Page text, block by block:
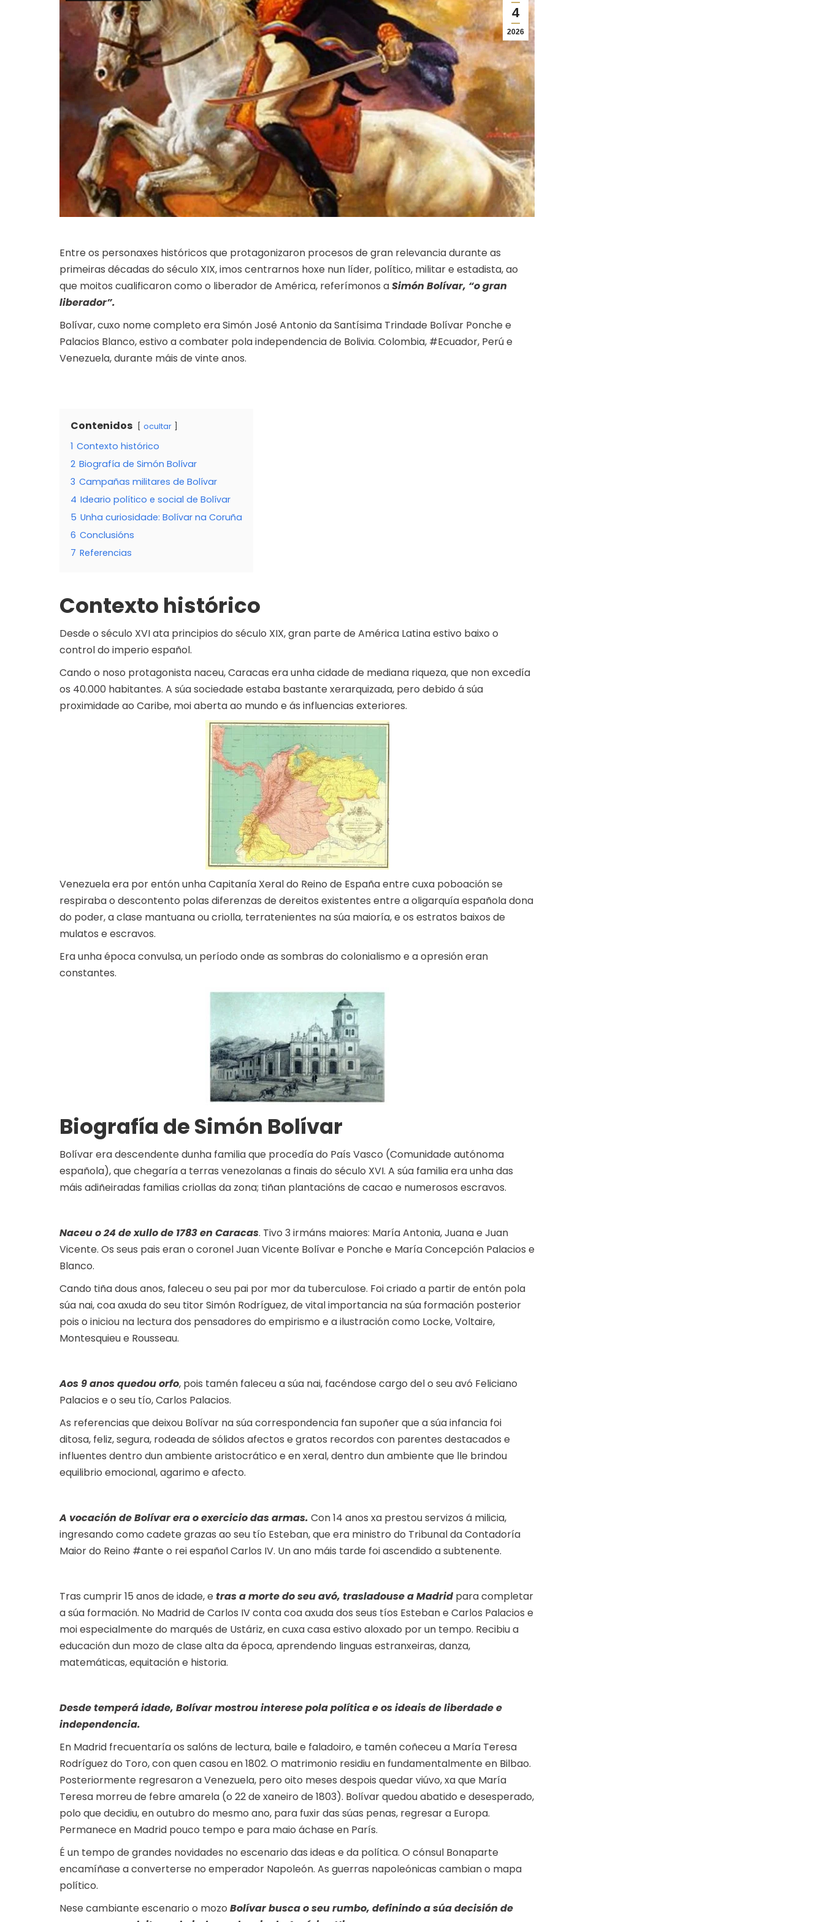
4
2026
Entre os personaxes históricos que protagonizaron procesos de gran relevancia durante as
primeiras décadas do século XIX, imos centrarnos hoxe nun líder, político, militar e estadista, ao
que moitos cualificaron como o liberador de América, referímonos aSimón Bolívar, “o gran
liberador”.
Bolívar, cuxo nome completo era Simón José Antonio da Santísima Trindade Bolívar Ponche e
Palacios Blanco, estivo a combater pola independencia de Bolivia. Colombia, #Ecuador, Perú e
Venezuela, durante máis de vinte anos.
Contenidos ocultar
1 Contexto histórico
2 Biografía de Simón Bolívar
3 Campañas militares de Bolívar
4 Ideario político e social de Bolívar
5 Unha curiosidade: Bolívar na Coruña
6 Conclusións
7 Referencias
Contexto histórico
Desde o século XVI ata principios do século XIX, gran parte de América Latina estivo baixo o
control do imperio español.
Cando o noso protagonista naceu, Caracas era unha cidade de mediana riqueza, que non excedía
os 40.000 habitantes. A súa sociedade estaba bastante xerarquizada, pero debido á súa
proximidade ao Caribe, moi aberta ao mundo e ás influencias exteriores.
Venezuela era por entón unha Capitanía Xeral do Reino de España entre cuxa poboación se
respiraba o descontento polas diferenzas de dereitos existentes entre a oligarquía española dona
do poder, a clase mantuana ou criolla, terratenientes na súa maioría, e os estratos baixos de
mulatos e escravos.
Era unha época convulsa, un período onde as sombras do colonialismo e a opresión eran
constantes.
Biografía de Simón Bolívar
Bolívar era descendente dunha familia que procedía do País Vasco (Comunidade autónoma
española), que chegaría a terras venezolanas a finais do século XVI. A súa familia era unha das
máis adiñeiradas familias criollas da zona; tiñan plantacións de cacao e numerosos escravos.
Naceu o 24 de xullo de 1783 en Caracas. Tivo 3 irmáns maiores: María Antonia, Juana e Juan
Vicente. Os seus pais eran o coronel Juan Vicente Bolívar e Ponche e María Concepción Palacios e
Blanco.
Cando tiña dous anos, faleceu o seu pai por mor da tuberculose. Foi criado a partir de entón pola
súa nai, coa axuda do seu titor Simón Rodríguez, de vital importancia na súa formación posterior
pois o iniciou na lectura dos pensadores do empirismo e a ilustración como Locke, Voltaire,
Montesquieu e Rousseau.
Aos 9 anos quedou orfo, pois tamén faleceu a súa nai, facéndose cargo del o seu avó Feliciano
Palacios e o seu tío, Carlos Palacios.
As referencias que deixou Bolívar na súa correspondencia fan supoñer que a súa infancia foi
ditosa, feliz, segura, rodeada de sólidos afectos e gratos recordos con parentes destacados e
influentes dentro dun ambiente aristocrático e en xeral, dentro dun ambiente que lle brindou
equilibrio emocional, agarimo e afecto.
A vocación de Bolívar era o exercicio das armas. Con 14 anos xa prestou servizos á milicia,
ingresando como cadete grazas ao seu tío Esteban, que era ministro do Tribunal da Contadoría
Maior do Reino #ante o rei español Carlos IV. Un ano máis tarde foi ascendido a subtenente.
Tras cumprir 15 anos de idade, etras a morte do seu avó, trasladouse a Madrid para completar
a súa formación. No Madrid de Carlos IV conta coa axuda dos seus tíos Esteban e Carlos Palacios e
moi especialmente do marqués de Ustáriz, en cuxa casa estivo aloxado por un tempo. Recibiu a
educación dun mozo de clase alta da época, aprendendo linguas estranxeiras, danza,
matemáticas, equitación e historia.
Desde temperá idade, Bolívar mostrou interese pola política e os ideais de liberdade e
independencia.
En Madrid frecuentaría os salóns de lectura, baile e faladoiro, e tamén coñeceu a María Teresa
Rodríguez do Toro, con quen casou en 1802. O matrimonio residiu en fundamentalmente en Bilbao.
Posteriormente regresaron a Venezuela, pero oito meses despois quedar viúvo, xa que María
Teresa morreu de febre amarela (o 22 de xaneiro de 1803). Bolívar quedou abatido e desesperado,
polo que decidiu, en outubro do mesmo ano, para fuxir das súas penas, regresar a Europa.
Permanece en Madrid pouco tempo e para maio áchase en París.
É un tempo de grandes novidades no escenario das ideas e da política. O cónsul Bonaparte
encamíñase a converterse no emperador Napoleón. As guerras napoleónicas cambian o mapa
político.
Nese cambiante escenario o mozo Bolívar busca o seu rumbo, definindo a súa decisión de